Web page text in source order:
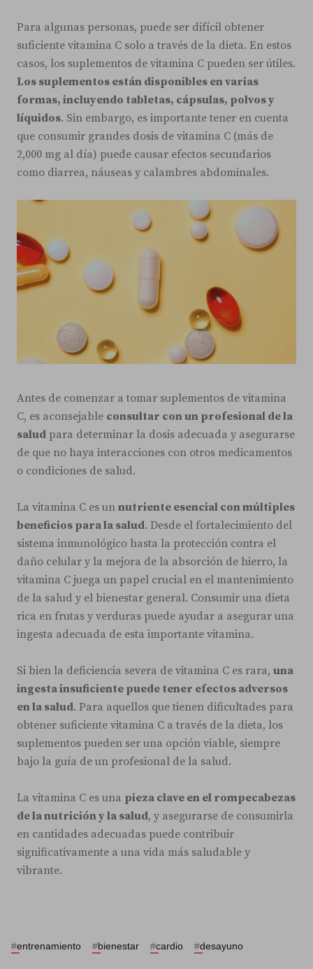
Para algunas personas, puede ser difícil obtener
suficiente vitamina C solo a través de la dieta. En estos
casos, los suplementos de vitamina C pueden ser útiles.
Los suplementos están disponibles en varias
formas, incluyendo tabletas, cápsulas, polvos y
líquidos. Sin embargo, es importante tener en cuenta
que consumir grandes dosis de vitamina C (más de
2,000 mg al día) puede causar efectos secundarios
como diarrea, náuseas y calambres abdominales.
Antes de comenzar a tomar suplementos de vitamina
C, es aconsejable consultar con un profesional de la
salud para determinar la dosis adecuada y asegurarse
de que no haya interacciones con otros medicamentos
o condiciones de salud.
La vitamina C es un nutriente esencial con múltiples
beneficios para la salud. Desde el fortalecimiento del
sistema inmunológico hasta la protección contra el
daño celular y la mejora de la absorción de hierro, la
vitamina C juega un papel crucial en el mantenimiento
de la salud y el bienestar general. Consumir una dieta
rica en frutas y verduras puede ayudar a asegurar una
ingesta adecuada de esta importante vitamina.
Si bien la deficiencia severa de vitamina C es rara, una
ingesta insuficiente puede tener efectos adversos
en la salud. Para aquellos que tienen dificultades para
obtener suficiente vitamina C a través de la dieta, los
suplementos pueden ser una opción viable, siempre
bajo la guía de un profesional de la salud.
La vitamina C es una pieza clave en el rompecabezas
de la nutrición y la salud, y asegurarse de consumirla
en cantidades adecuadas puede contribuir
significativamente a una vida más saludable y
vibrante.
#entrenamiento #bienestar #cardio #desayuno